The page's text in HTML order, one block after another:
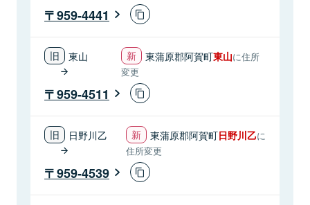
959-4441
東山 東蒲原郡阿賀町東山に住所
変更
959-4511
日野川乙 東蒲原郡阿賀町日野川乙に
住所変更
959-4539